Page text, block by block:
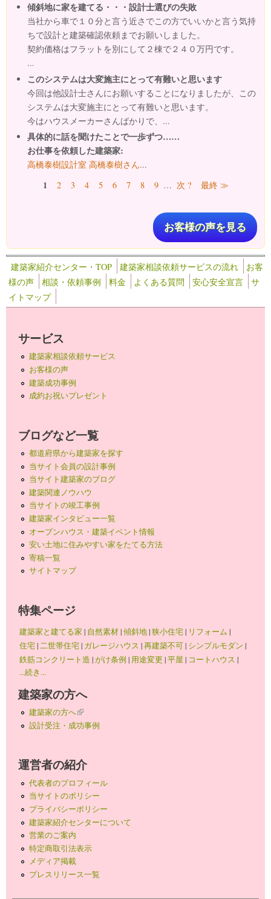
傾斜地に家を建てる・・・設計士選びの失敗
当社から車で１０分と言う近さでこの方でいいかと言う気持
ちで設計と建築確認依頼までお願いしました。
契約価格はフラットを別にして２棟で２４０万円です。
...
このシステムは大変施主にとって有難いと思います
今回は他設計士さんにお願いすることになりましたが、この
システムは大変施主にとって有難いと思います。
今はハウスメーカーさんばかりで、...
具体的に話を聞けたことで一歩ずつ……
お仕事を依頼した建築家:
高橋泰樹設計室 高橋泰樹さん...
ページ1 2 3 4 5 6 7 8 9 … 次 ? 最終 ≫
お客様の声を見る
建築家紹介センター・TOP 建築家相談依頼サービスの流れ
お客
様の声
相談・依頼事例 料金 よくある質問 安心安全宣言
サ
イトマップ
サービス
建築家相談依頼サービス
お客様の声
建築成功事例
成約お祝いプレゼント
ブログなど一覧
都道府県から建築家を探す
当サイト会員の設計事例
当サイト建築家のブログ
建築関連ノウハウ
当サイトの竣工事例
建築家インタビュー一覧
オープンハウス・建築イベント情報
安い土地に住みやすい家をたてる方法
寄稿一覧
サイトマップ
特集ページ
建築家と建てる家 | 自然素材|傾斜地|狭小住宅| リフォーム |
住宅|二世帯住宅| ガレージハウス |再建築不可| シンプルモダン |
鉄筋コンクリート造 |がけ条例 | 用途変更 |平屋 | コートハウス |
...続き...
建築家の方へ
建築家の方へ(link is external)
設計受注・成功事例
運営者の紹介
代表者のプロフィール
当サイトのポリシー
プライバシーポリシー
建築家紹介センターについて
営業のご案内
特定商取引法表示
メディア掲載
プレスリリース一覧